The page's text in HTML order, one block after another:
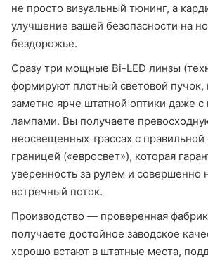
не просто визуальный тюнинг, а
улучшение вашей безопасности на
бездорожье.
Сразу три мощные Bi-LED линзы
формируют плотный световой пучок,
заметно ярче штатной оптики даже
лампами. Вы получаете
неосвещенных трассах с правильной
границей («евросвет»), которая
уверенность за рулем и совершенно
встречный поток.
Производство — проверенная
получаете достойное заводское
хорошо встают в штатные места,